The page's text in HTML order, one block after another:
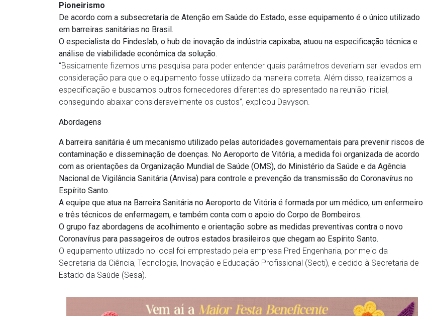
Pioneirismo
De acordo com a subsecretaria de Atenção em Saúde do Estado, esse equipamento é o único utilizado
em barreiras sanitárias no Brasil.
O especialista do Findeslab, o hub de inovação da indústria capixaba, atuou na especificação técnica e
análise de viabilidade econômica da solução.
“Basicamente fizemos uma pesquisa para poder entender quais parâmetros deveriam ser levados em
consideração para que o equipamento fosse utilizado da maneira correta. Além disso, realizamos a
especificação e buscamos outros fornecedores diferentes do apresentado na reunião inicial,
conseguindo abaixar consideravelmente os custos”, explicou Davyson.
Abordagens
A barreira sanitária é um mecanismo utilizado pelas autoridades governamentais para prevenir riscos de
contaminação e disseminação de doenças. No Aeroporto de Vitória, a medida foi organizada de acordo
com as orientações da Organização Mundial de Saúde (OMS), do Ministério da Saúde e da Agência
Nacional de Vigilância Sanitária (Anvisa) para controle e prevenção da transmissão do Coronavírus no
Espírito Santo.
A equipe que atua na Barreira Sanitária no Aeroporto de Vitória é formada por um médico, um enfermeiro
e três técnicos de enfermagem, e também conta com o apoio do Corpo de Bombeiros.
O grupo faz abordagens de acolhimento e orientação sobre as medidas preventivas contra o novo
Coronavírus para passageiros de outros estados brasileiros que chegam ao Espírito Santo.
O equipamento utilizado no local foi emprestado pela empresa Pred Engenharia, por meio da
Secretaria da Ciência, Tecnologia, Inovação e Educação Profissional (Secti), e cedido à Secretaria de
Estado da Saúde (Sesa).